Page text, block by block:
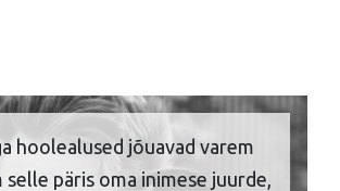
hoolealused jõuavad varem
selle päris oma inimese juurde,